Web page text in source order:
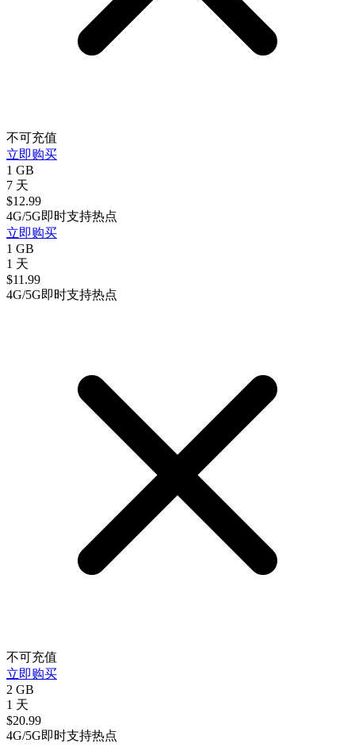
不可充值
立即购买
1 GB
7 天
$12.99
4G/5G即时支持热点
立即购买
1 GB
1 天
$11.99
4G/5G即时支持热点
不可充值
立即购买
2 GB
1 天
$20.99
4G/5G即时支持热点